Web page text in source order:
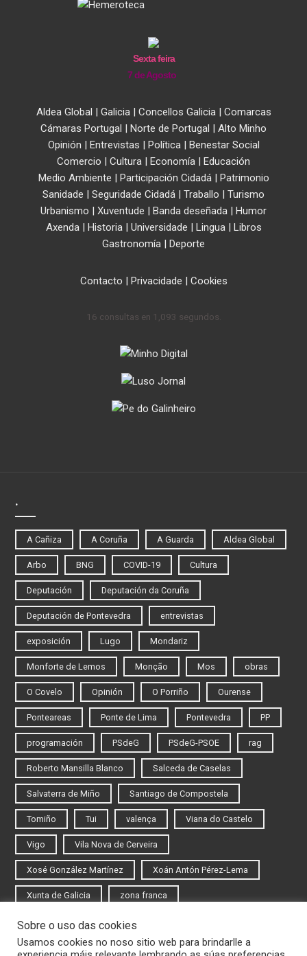
Sexta feira
7 de Agosto
Aldea Global | Galicia| Concellos Galicia| Comarcas
Cámaras Portugal | Norte de Portugal | Alto Minho
Opinión | Entrevistas | Política| Benestar Social
Comercio | Cultura | Economía | Educación
Medio Ambiente | Participación Cidadá| Patrimonio
Sanidade | Seguridade Cidadá | Traballo | Turismo
Urbanismo | Xuventude | Banda deseñada | Humor
Axenda| Historia| Universidade | Lingua| Libros
Gastronomía | Deporte
Contacto | Privacidade | Cookies
16 consultas en 1,093 segundos.
.
A Cañiza A Coruña A Guarda Aldea Global
Arbo BNG COVID-19 Cultura
Deputación Deputación da Coruña
Deputación de Pontevedra entrevistas
exposición Lugo Mondariz
Monforte de Lemos Monção Mos obras
O Covelo Opinión O Porriño Ourense
Ponteareas Ponte de Lima Pontevedra PP
programación PSdeG PSdeG-PSOE rag
Roberto Mansilla Blanco Salceda de Caselas
Salvaterra de Miño Santiago de Compostela
Tomiño Tui valença Viana do Castelo
Vigo Vila Nova de Cerveira
Xosé González Martínez Xoán Antón Pérez-Lema
Xunta de Galicia zona franca
Iniciar sesión
Sobre o uso das cookies
Usamos cookies no noso sitio web para brindarlle a